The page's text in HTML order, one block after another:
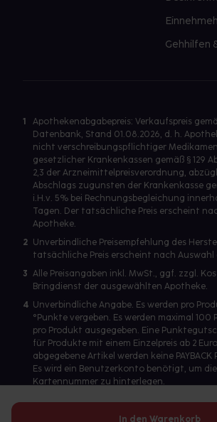
In den Warenkorb
Gehhilfen
1
Apothekenabgabepreis: Verkaufspreis
Datenbank, Stand 01.08.2026, d. h.
nicht verschreibungspflichtiger
gesetzlicher Krankenkassen gemäß § 129
2,3 der Arzneimittelpreisverordnung,
Abschlags zugunsten der Krankenkasse
i.H.v. 5% bei Rechnungsbegleichung
Tagen. Der tatsächliche Preis erscheint
Apotheke.
2 Unverbindliche Preisempfehlung des
tatsächliche Preis erscheint nach Auswahl
3 Alle Preisangaben inkl. MwSt., ggf. zzgl.
Bringdienst der ausgewählten Apotheke.
4 Unverbindliche Angabe. Es werden pro
°Punkte vergeben. Es werden maximal 100
pro Produkt ausgegeben. Eine
für Produkte mit einem Einzelpreis ab 2
abgegebene Artikel werden keine PAYBACK
Es wird ein Benutzerkonto benötigt, um die
Kartennummer zu hinterlegen.